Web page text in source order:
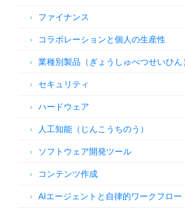
ファイナンス
コラボレーションと個人の生産性
業種別製品（ぎょうしゅべつせいひん
セキュリティ
ハードウェア
人工知能（じんこうちのう）
ソフトウェア開発ツール
コンテンツ作成
AIエージェントと自律的ワークフロー